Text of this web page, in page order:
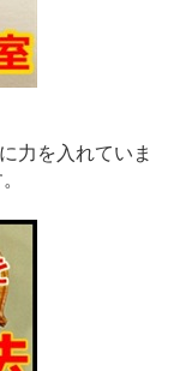
力を入れていま